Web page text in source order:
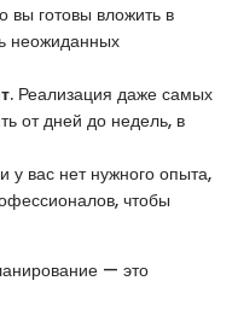
вы готовы вложить в
неожиданных
. Реализация даже самых
от дней до недель, в
у вас нет нужного опыта,
чтобы
— это